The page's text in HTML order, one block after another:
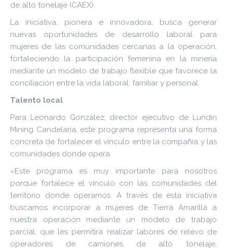
de alto tonelaje (CAEX).
La iniciativa, pionera e innovadora, busca generar
nuevas oportunidades de desarrollo laboral para
mujeres de las comunidades cercanas a la operación,
fortaleciendo la participación femenina en la minería
mediante un modelo de trabajo flexible que favorece la
conciliación entre la vida laboral, familiar y personal.
Talento local
Para Leonardo González, director ejecutivo de Lundin
Mining Candelaria, este programa representa una forma
concreta de fortalecer el vínculo entre la compañía y las
comunidades donde opera.
«Este programa es muy importante para nosotros
porque fortalece el vínculo con las comunidades del
territorio donde operamos. A través de esta iniciativa
buscamos incorporar a mujeres de Tierra Amarilla a
nuestra operación mediante un modelo de trabajo
parcial, que les permitirá realizar labores de relevo de
operadores de camiones de alto tonelaje,